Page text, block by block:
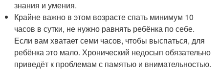
знания и умения.
Крайне важно в этом возрасте спать минимум 10
часов в сутки, не нужно равнять ребёнка по себе.
Если вам хватает семи часов, чтобы выспаться, для
ребёнка это мало. Хронический недосып обязательно
приведёт к проблемам с памятью и внимательностью.